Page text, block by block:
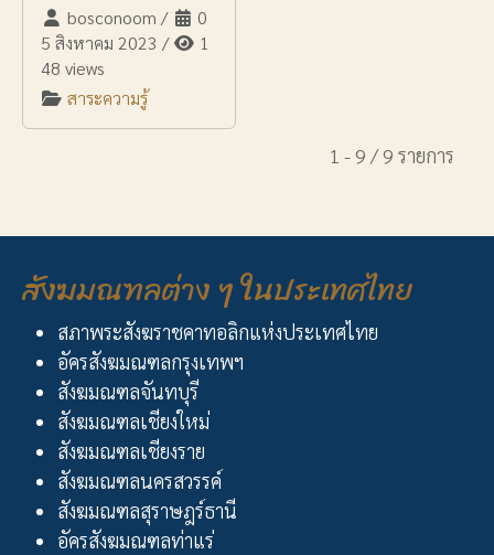
bosconoom /
0
5 สิงหาคม 2023 /
1
48 views
สาระความรู้
1 - 9 / 9 รายการ
สังฆมณฑลต่าง ๆ ในประเทศไทย
สภาพระสังฆราชคาทอลิกแห่งประเทศไทย
อัครสังฆมณฑลกรุงเทพฯ
สังฆมณฑลจันทบุรี
สังฆมณฑลเชียงใหม่
สังฆมณฑลเชียงราย
สังฆมณฑลนครสวรรค์
สังฆมณฑลสุราษฎร์ธานี
อัครสังฆมณฑลท่าแร่